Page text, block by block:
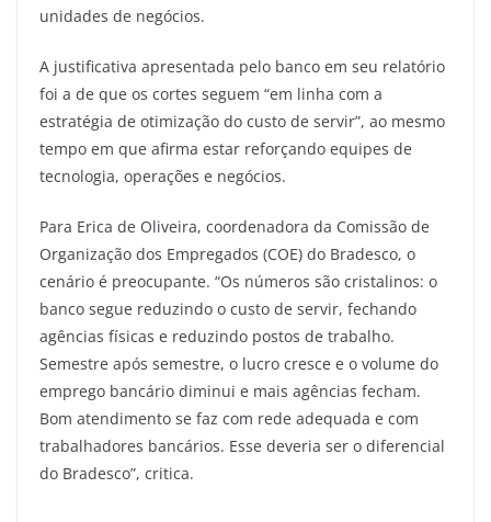
unidades de negócios.
A justificativa apresentada pelo banco em seu relatório
foi a de que os cortes seguem “em linha com a
estratégia de otimização do custo de servir”, ao mesmo
tempo em que afirma estar reforçando equipes de
tecnologia, operações e negócios.
Para Erica de Oliveira, coordenadora da Comissão de
Organização dos Empregados (COE) do Bradesco, o
cenário é preocupante. “Os números são cristalinos: o
banco segue reduzindo o custo de servir, fechando
agências físicas e reduzindo postos de trabalho.
Semestre após semestre, o lucro cresce e o volume do
emprego bancário diminui e mais agências fecham.
Bom atendimento se faz com rede adequada e com
trabalhadores bancários. Esse deveria ser o diferencial
do Bradesco”, critica.